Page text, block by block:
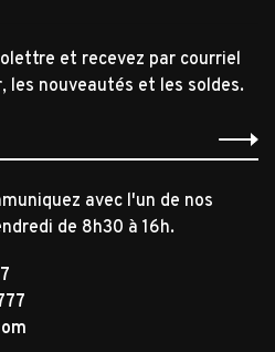
et recevez par courriel
les nouveautés et les soldes.
avec l'un de nos
de 8h30 à 16h.